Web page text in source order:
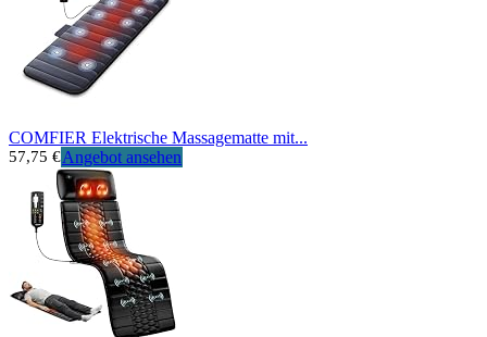
COMFIER Elektrische Massagematte mit...
57,75 €Angebot ansehen